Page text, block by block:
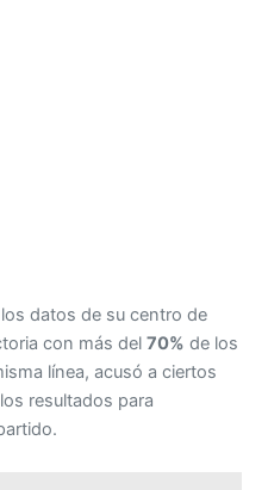
datos de su centro de
con más del70% de los
línea, acusó a ciertos
resultados para